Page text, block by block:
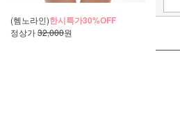
(헴노라인)한시특가30%OFF
정상가32,000원